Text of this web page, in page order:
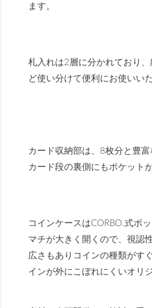
ます。
札入れは2層に分かれており
ど使い分けて便利にお使いい
カード収納部は、8枚分と豊富
カード段の裏側にもポケット
コインケースはCORBO.式ボ
マチが大きく開くので、視認
広さもありコインの種類がす
インが外にこぼれにくいオリ